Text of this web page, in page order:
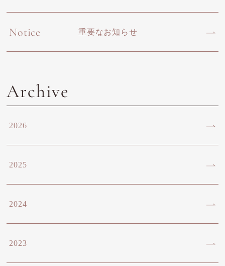
Notice 重要なお知らせ
Archive
2026
2025
2024
2023